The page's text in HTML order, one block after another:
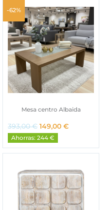
-62%
Mesa centro Albaida
393,00€ E
l
p
r
c
i
o
o
149,00 €E
r
c
i
o
a
Ahorras: 244 €